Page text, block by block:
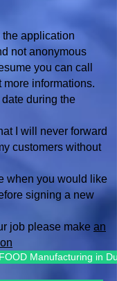
application
not anonymous
you can call
more informations.
date during the
I will never forward
customers without
when you would like
re signing a new
job please make an
Manufacturing in